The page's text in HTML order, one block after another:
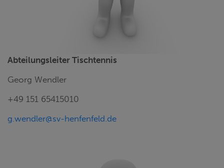
Abteilungsleiter Tischtennis
Georg Wendler
+49 151 65415010
g.wendler@sv-henfenfeld.de